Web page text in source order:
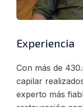
Experiencia
Con más de
capilar
experto más